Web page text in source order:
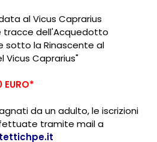
al Vicus Caprarius
tracce dell'Acquedotto
sotto la Rinascente al
Vicus Caprarius"
EURO*
da un adulto, le iscrizioni
tramite mail a